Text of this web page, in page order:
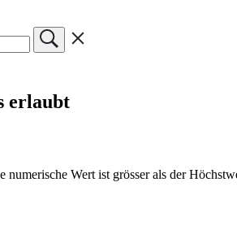
erlaubt
numerische Wert ist grösser als der